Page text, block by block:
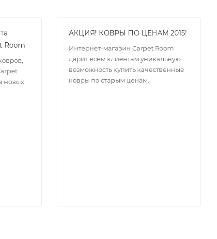
Room
новых
АКЦИЯ! КОВРЫ ПО ЦЕНАМ 2015!
Интернет-магазин Carpet Room
дарит всем клиентам уникальную
возможность купить качественные
ковры по старым ценам.